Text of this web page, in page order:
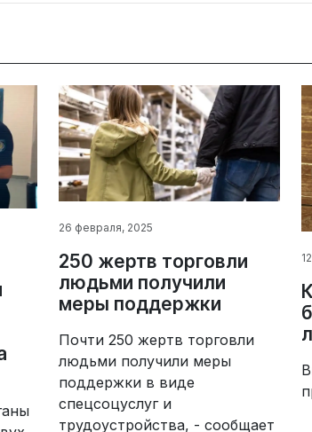
26 февраля, 2025
250 жертв торговли
людьми получили
меры поддержки
Почти 250 жертв торговли
людьми получили меры
поддержки в виде
спецсоцуслуг и
трудоустройства, - сообщает